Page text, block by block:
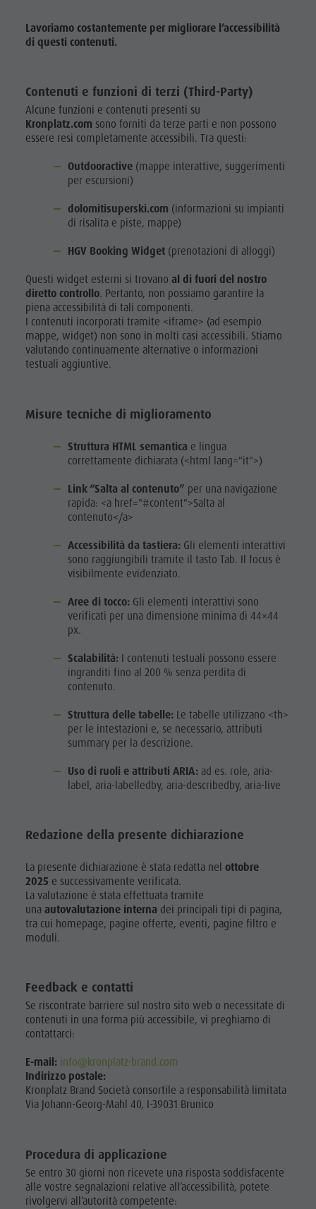
Lavoriamo costantemente per migliorare l’accessibilità
di questi contenuti.
Contenuti e funzioni di terzi (Third-Party)
Alcune funzioni e contenuti presenti su
Kronplatz.com sono forniti da terze parti e non possono
essere resi completamente accessibili. Tra questi:
Outdooractive (mappe interattive, suggerimenti
per escursioni)
dolomitisuperski.com (informazioni su impianti
di risalita e piste, mappe)
HGV Booking Widget (prenotazioni di alloggi)
Questi widget esterni si trovano al di fuori del nostro
diretto controllo. Pertanto, non possiamo garantire la
piena accessibilità di tali componenti.
I contenuti incorporati tramite <iframe> (ad esempio
mappe, widget) non sono in molti casi accessibili. Stiamo
valutando continuamente alternative o informazioni
testuali aggiuntive.
Misure tecniche di miglioramento
Struttura HTML semantica e lingua
correttamente dichiarata (<html lang="it">)
Link “Salta al contenuto” per una navigazione
rapida: <a href="#content">Salta al
contenuto</a>
Accessibilità da tastiera: Gli elementi interattivi
sono raggiungibili tramite il tasto Tab. Il focus è
visibilmente evidenziato.
Aree di tocco: Gli elementi interattivi sono
verificati per una dimensione minima di 44×44
px.
Scalabilità: I contenuti testuali possono essere
ingranditi fino al 200 % senza perdita di
contenuto.
Struttura delle tabelle: Le tabelle utilizzano <th>
per le intestazioni e, se necessario, attributi
summary per la descrizione.
Uso di ruoli e attributi ARIA: ad es. role, aria-
label, aria-labelledby, aria-describedby, aria-live
Redazione della presente dichiarazione
La presente dichiarazione è stata redatta nel ottobre
2025 e successivamente verificata.
La valutazione è stata effettuata tramite
una autovalutazione interna dei principali tipi di pagina,
tra cui homepage, pagine offerte, eventi, pagine filtro e
moduli.
Feedback e contatti
Se riscontrate barriere sul nostro sito web o necessitate di
contenuti in una forma più accessibile, vi preghiamo di
contattarci:
E-mail: info@kronplatz-brand.com
Indirizzo postale:
Kronplatz Brand Società consortile a responsabilità limitata
Via Johann-Georg-Mahl 40, I-39031 Brunico
Procedura di applicazione
Se entro 30 giorni non ricevete una risposta soddisfacente
alle vostre segnalazioni relative all’accessibilità, potete
rivolgervi all’autorità competente: